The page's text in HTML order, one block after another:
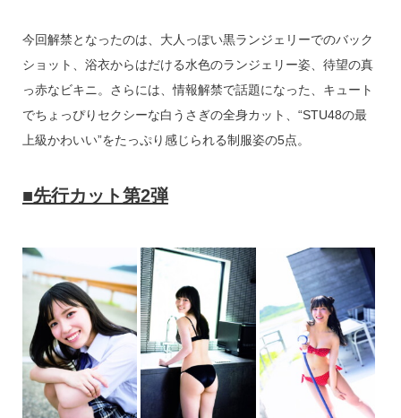
o
k
今回解禁となったのは、大人っぽい黒ランジェリーでのバック
ショット、浴衣からはだける水色のランジェリー姿、待望の真
っ赤なビキニ。さらには、情報解禁で話題になった、キュート
でちょっぴりセクシーな白うさぎの全身カット、“STU48の最
上級かわいい”をたっぷり感じられる制服姿の5点。
■先行カット第2弾